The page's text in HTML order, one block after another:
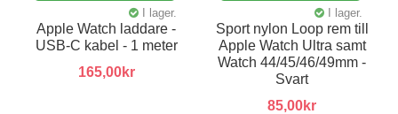
I lager.
Apple Watch laddare -
USB-C kabel - 1 meter
165,00kr
I lager.
Sport nylon Loop rem till
Apple Watch Ultra samt
Watch 44/45/46/49mm -
Svart
85,00kr